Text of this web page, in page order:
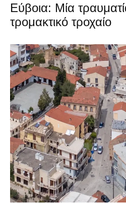
Εύβοια: Μία
τρομακτικό τροχαίο